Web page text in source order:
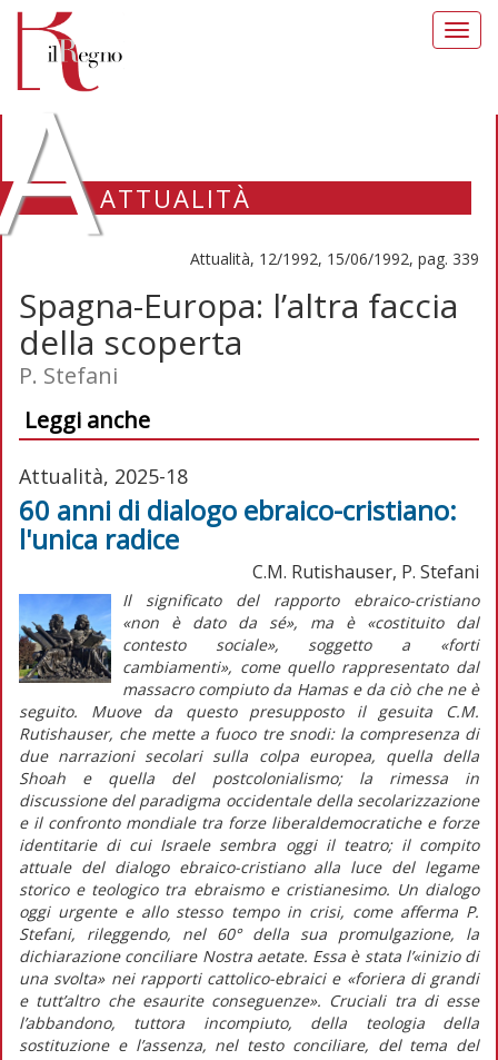
ATTUALITÀ
Attualità, 12/1992, 15/06/1992, pag. 339
Spagna-Europa: l’altra faccia
della scoperta
P. Stefani
Leggi anche
Attualità, 2025-18
60 anni di dialogo ebraico-cristiano:
l'unica radice
C.M. Rutishauser, P. Stefani
Il significato del rapporto ebraico-cristiano
«non è dato da sé», ma è «costituito dal
contesto sociale», soggetto a «forti
cambiamenti», come quello rappresentato dal
massacro compiuto da Hamas e da ciò che ne è
seguito. Muove da questo presupposto il gesuita C.M.
Rutishauser, che mette a fuoco tre snodi: la compresenza di
due narrazioni secolari sulla colpa europea, quella della
Shoah e quella del postcolonialismo; la rimessa in
discussione del paradigma occidentale della secolarizzazione
e il confronto mondiale tra forze liberaldemocratiche e forze
identitarie di cui Israele sembra oggi il teatro; il compito
attuale del dialogo ebraico-cristiano alla luce del legame
storico e teologico tra ebraismo e cristianesimo. Un dialogo
oggi urgente e allo stesso tempo in crisi, come afferma P.
Stefani, rileggendo, nel 60° della sua promulgazione, la
dichiarazione conciliare Nostra aetate. Essa è stata l’«inizio di
una svolta» nei rapporti cattolico-ebraici e «foriera di grandi
e tutt’altro che esaurite conseguenze». Cruciali tra di esse
l’abbandono, tuttora incompiuto, della teologia della
sostituzione e l’assenza, nel testo conciliare, del tema del